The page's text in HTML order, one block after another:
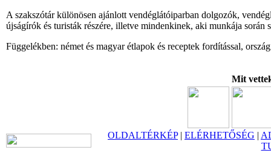
A szakszótár különösen ajánlott vendéglátóiparban dolgozók,
újságírók és turisták részére, illetve mindenkinek, aki munkája
Függelékben: német és magyar étlapok és receptek fordítással,
Mit
OLDALTÉRKÉP| ELÉRHETŐSÉG |